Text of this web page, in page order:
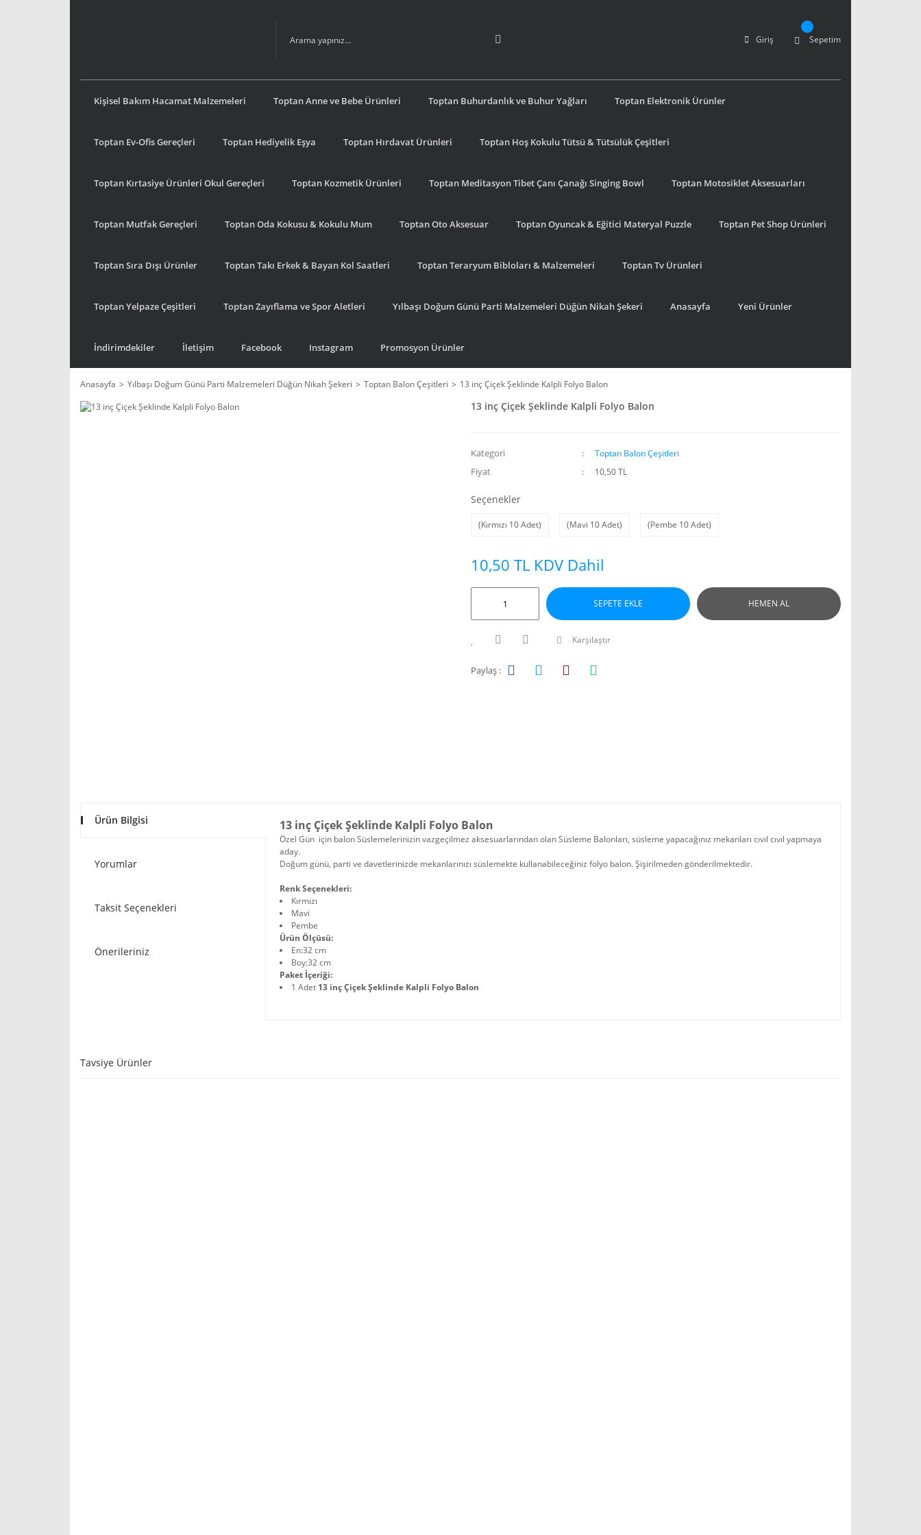
Giriş Sepetim
Kişisel Bakım Hacamat Malzemeleri Toptan Anne ve Bebe Ürünleri Toptan Buhurdanlık ve Buhur Yağları Toptan Elektronik Ürünler
Toptan Ev-Ofis Gereçleri Toptan Hediyelik Eşya Toptan Hırdavat Ürünleri Toptan Hoş Kokulu Tütsü & Tütsülük Çeşitleri
Toptan Kırtasiye Ürünleri Okul Gereçleri Toptan Kozmetik Ürünleri Toptan Meditasyon Tibet Çanı Çanağı Singing Bowl Toptan Motosiklet Aksesuarları
Toptan Mutfak Gereçleri Toptan Oda Kokusu & Kokulu Mum Toptan Oto Aksesuar Toptan Oyuncak & Eğitici Materyal Puzzle Toptan Pet Shop Ürünleri
Toptan Sıra Dışı Ürünler Toptan Takı Erkek & Bayan Kol Saatleri Toptan Teraryum Bibloları & Malzemeleri Toptan Tv Ürünleri
Toptan Yelpaze Çeşitleri Toptan Zayıflama ve Spor Aletleri Yılbaşı Doğum Günü Parti Malzemeleri Düğün Nikah Şekeri Anasayfa Yeni Ürünler
İndirimdekiler İletişim Facebook Instagram Promosyon Ürünler
Anasayfa Yılbaşı Doğum Günü Parti Malzemeleri Düğün Nikah Şekeri Toptan Balon Çeşitleri 13 inç Çiçek Şeklinde Kalpli Folyo Balon
13 inç Çiçek Şeklinde Kalpli Folyo Balon
Kategori Toptan Balon Çeşitleri
Fiyat 10,50 TL
Seçenekler
(Kırmızı 10 Adet) (Mavi 10 Adet) (Pembe 10 Adet)
10,50 TL KDV Dahil
SEPETE EKLE HEMEN AL
Karşılaştır
Paylaş :
Ürün Bilgisi
Yorumlar
Taksit Seçenekleri
Önerileriniz
13 inç Çiçek Şeklinde Kalpli Folyo Balon
Özel Gün için balon Süslemelerinizin vazgeçilmez aksesuarlarından olan Süsleme Balonları, süsleme yapacağınız mekanları cıvıl cıvıl yapmaya
aday.
Doğum günü, parti ve davetlerinizde mekanlarınızı süslemekte kullanabileceğiniz folyo balon. Şişirilmeden gönderilmektedir.
Renk Seçenekleri:
Kırmızı
Mavi
Pembe
Ürün Ölçüsü:
En:32 cm
Boy:32 cm
Paket İçeriği:
1 Adet 13 inç Çiçek Şeklinde Kalpli Folyo Balon
Tavsiye Ürünler